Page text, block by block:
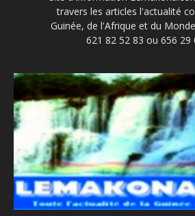
travers les articles l'actualité
Guinée, de l'Afrique et du
621 82 52 83 ou 656 29